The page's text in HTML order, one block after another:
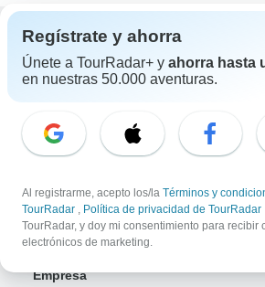
10,000+reseñas sobre
Asociado a
Empresa
Regístrate y ahorra
Únete a TourRadar+ y ahorra hasta
en nuestras 50.000 aventuras.
Al registrarme, acepto los/la Términos y
TourRadar , Política de privacidad de TourRadar
TourRadar, y doy mi consentimiento para recibir
electrónicos de marketing.